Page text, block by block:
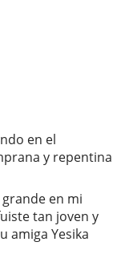
en el
y repentina
en mi
tan joven y
amiga Yesika